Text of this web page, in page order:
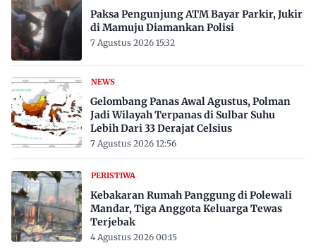
Paksa Pengunjung ATM Bayar Parkir, Jukir
di Mamuju Diamankan Polisi
7 Agustus 2026 15:32
NEWS
Gelombang Panas Awal Agustus, Polman
Jadi Wilayah Terpanas di Sulbar Suhu
Lebih Dari 33 Derajat Celsius
7 Agustus 2026 12:56
PERISTIWA
Kebakaran Rumah Panggung di Polewali
Mandar, Tiga Anggota Keluarga Tewas
Terjebak
4 Agustus 2026 00:15